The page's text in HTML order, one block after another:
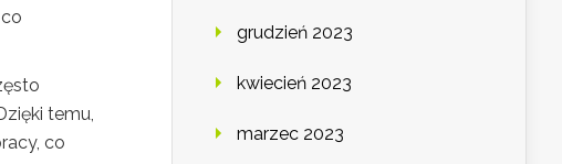
temu,
co
grudzień 2023
kwiecień 2023
marzec 2023